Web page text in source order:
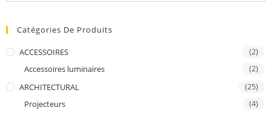
Catégories De Produits
ACCESSOIRES (2)
Accessoires luminaires (2)
ARCHITECTURAL (25)
Projecteurs (4)